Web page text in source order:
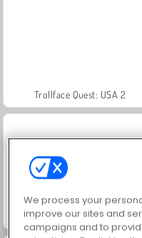
Trollface Quest: USA 2
Masha and the Bear: Meadows
We process your
improve our sites and
campaigns and to